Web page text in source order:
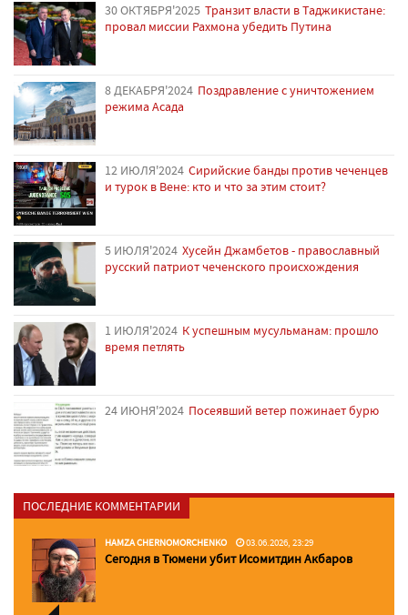
30 ОКТЯБРЯ'2025 Транзит власти в Таджикистане:
провал миссии Рахмона убедить Путина
8 ДЕКАБРЯ'2024 Поздравление с уничтожением
режима Асада
12 ИЮЛЯ'2024 Сирийские банды против чеченцев
и турок в Вене: кто и что за этим стоит?
5 ИЮЛЯ'2024 Хусейн Джамбетов - православный
русский патриот чеченского происхождения
1 ИЮЛЯ'2024 К успешным мусульманам: прошло
время петлять
24 ИЮНЯ'2024 Посеявший ветер пожинает бурю
ПОСЛЕДНИЕ КОММЕНТАРИИ
HAMZA CHERNOMORCHENKO 03.06.2026, 23:29
Сегодня в Тюмени убит Исомитдин Акбаров